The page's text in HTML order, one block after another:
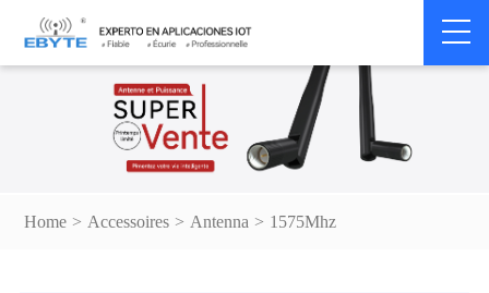
Home > Accessoires > Antenna > 1575Mhz